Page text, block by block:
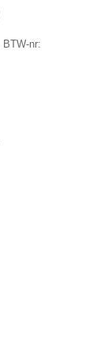
, BTW-nr: